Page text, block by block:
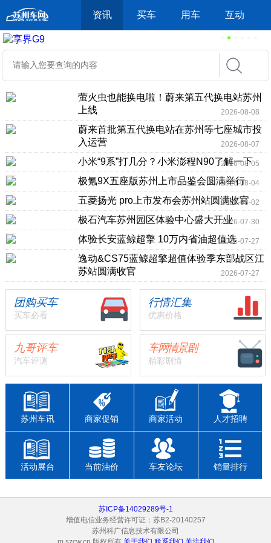
资讯 买车 用车 互动
萤火虫也能换电啦！蔚来第五代换电站苏州
上线
2026-08-08
蔚来首批第五代换电站在苏州等七座城市投
入运营
2026-08-07
小米“9系”打几分？小米澎程N90了解一下
2026-08-05
极氪9X五座版苏州上市品鉴会圆满举行
2026-08-04
五菱扬光 pro上市发布会苏州站圆满收官
2026-08-02
极石汽车苏州园区体验中心盛大开业2026-07-30
体验长安蓝鲸超擎 10万内省油超值选2026-07-27
逸动&CS75蓝鲸超擎超值体验季东部战区江
苏站圆满收官
2026-07-27
团购买车
买车必看
行情汇集
优惠价格
九哥评车
汽车评测
车网情景剧
精彩剧情
苏州车讯 商家促销 商家活动 人才招聘
活动展台 当前油价 车友论坛 销量排行
苏ICP备14029289号-1
增值电信业务经营许可证：苏B2-20140257
苏州科广信息技术有限公司